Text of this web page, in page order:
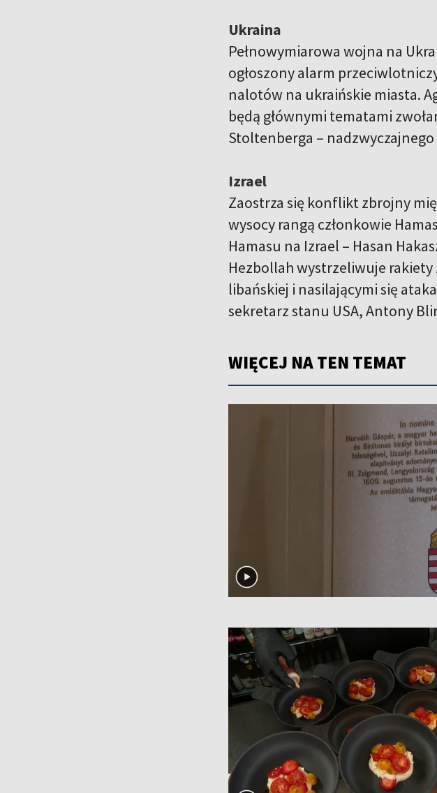
Ukraina
Pełnowymiarowa wojna na
ogłoszony alarm
nalotów na ukraińskie miasta.
będą głównymi tematami
Stoltenberga –
Izrael
Zaostrza się konflikt zbrojny
wysocy rangą członkowie
Hamasu na Izrael – Hasan
Hezbollah wystrzeliwuje rakiety
libańskiej i nasilającymi się
sekretarz stanu USA, Antony
WIĘCEJ NA TEN TEMAT